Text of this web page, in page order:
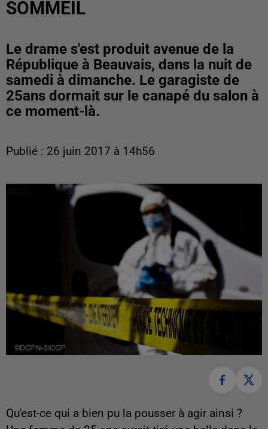
SOMMEIL
Le drame s'est produit avenue de la
République à Beauvais, dans la nuit de
samedi à dimanche. Le garagiste de
25ans dormait sur le canapé du salon à
ce moment-là.
Publié : 26 juin 2017 à 14h56
Qu'est-ce qui a bien pu la pousser à agir ainsi ?